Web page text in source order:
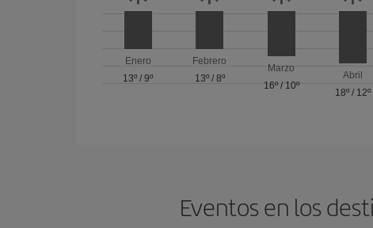
Enero
13º /9º
Febrero
13º/ 8º
Marzo
16º/ 10º
Abril
18º / 12º
Eventos en los